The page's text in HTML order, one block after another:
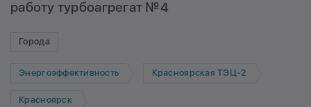
работу турбоагрегат №4
Города
Энергоэффективность Красноярская ТЭЦ-2
Красноярск